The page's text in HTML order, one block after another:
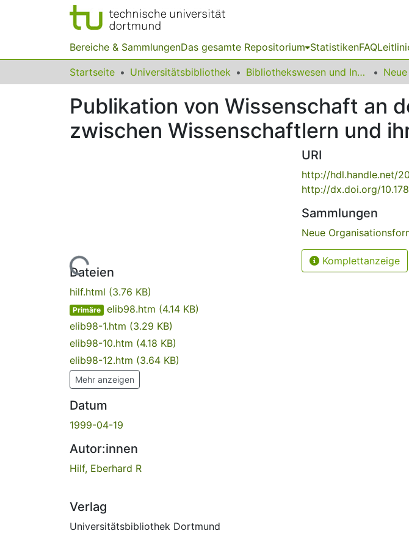
Bereiche & SammlungenDas gesamte Repositorium StatistikenFAQ
Startseite Universitätsbibliothek Bibliothekswesen und Information
Publikation von Wissenschaft an
zwischen Wissenschaftlern und
Lade...
Dateien
hilf.html (3.76 KB)
Primäre elib98.htm (4.14 KB)
elib98-1.htm (3.29 KB)
elib98-10.htm (4.18 KB)
elib98-12.htm (3.64 KB)
Mehr anzeigen
Datum
1999-04-19
Autor:innen
Hilf, Eberhard R
Verlag
Universitätsbibliothek Dortmund
URI
http://hdl.handle.net/
http://dx.doi.org/
Sammlungen
Neue
Komplettanzeige